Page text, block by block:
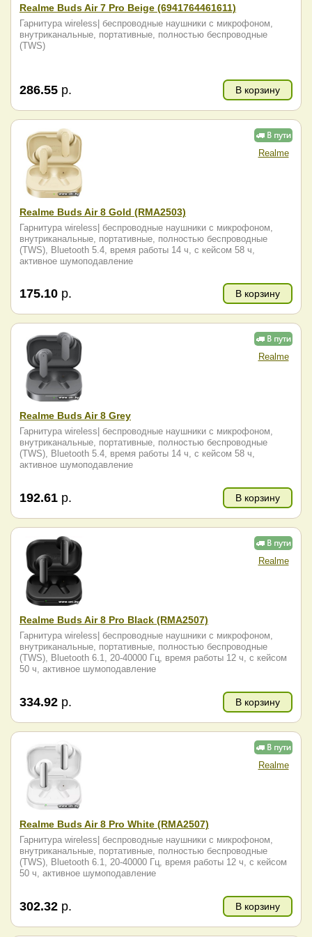
Realme Buds Air 7 Pro Beige (6941764461611)
Гарнитура wireless| беспроводные наушники с микрофоном,
внутриканальные, портативные, полностью беспроводные
(TWS)
286.55 р. В корзину
Realme
Realme Buds Air 8 Gold (RMA2503)
Гарнитура wireless| беспроводные наушники с микрофоном,
внутриканальные, портативные, полностью беспроводные
(TWS), Bluetooth 5.4, время работы 14 ч, с кейсом 58 ч,
активное шумоподавление
175.10 р. В корзину
Realme
Realme Buds Air 8 Grey
Гарнитура wireless| беспроводные наушники с микрофоном,
внутриканальные, портативные, полностью беспроводные
(TWS), Bluetooth 5.4, время работы 14 ч, с кейсом 58 ч,
активное шумоподавление
192.61 р. В корзину
Realme
Realme Buds Air 8 Pro Black (RMA2507)
Гарнитура wireless| беспроводные наушники с микрофоном,
внутриканальные, портативные, полностью беспроводные
(TWS), Bluetooth 6.1, 20-40000 Гц, время работы 12 ч, с кейсом
50 ч, активное шумоподавление
334.92 р. В корзину
Realme
Realme Buds Air 8 Pro White (RMA2507)
Гарнитура wireless| беспроводные наушники с микрофоном,
внутриканальные, портативные, полностью беспроводные
(TWS), Bluetooth 6.1, 20-40000 Гц, время работы 12 ч, с кейсом
50 ч, активное шумоподавление
302.32 р. В корзину